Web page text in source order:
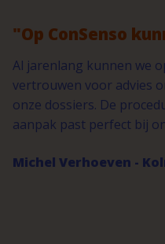
kunnen
kunnen we op
voor advies omtrent
De procedure-
past perfect bij onze visie.
Verhoeven - Kolmont